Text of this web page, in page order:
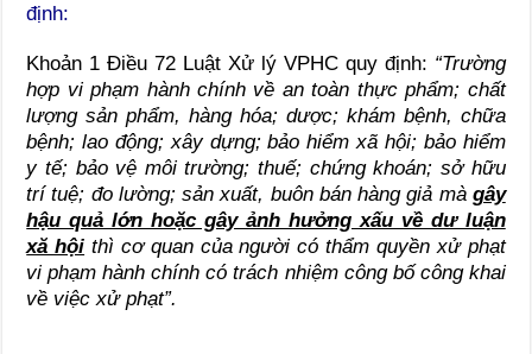
định:
Khoản 1 Điều 72 Luật Xử lý VPHC quy định: “Trường
hợp vi phạm hành chính về an toàn thực phẩm; chất
lượng sản phẩm, hàng hóa; dược; khám bệnh, chữa
bệnh; lao động; xây dựng; bảo hiểm xã hội; bảo hiểm
y tế; bảo vệ môi trường; thuế; chứng khoán; sở hữu
trí tuệ; đo lường; sản xuất, buôn bán hàng giả mà gây
hậu quả lớn hoặc gây ảnh hưởng xấu về dư luận
xă hội thì cơ quan của người có thẩm quyền xử phạt
vi phạm hành chính có trách nhiệm công bố công khai
về việc xử phạt”.